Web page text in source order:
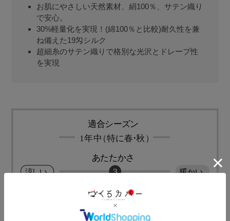
お肌にやさしい天然素材、絹100％、サテン織り
で安心。
30%軽量化を実現！(綿100％と比較)耐久性を兼
ね備えた19匁シルク
超細糸のサテン織りで格別な光沢とドレープ性
を実現